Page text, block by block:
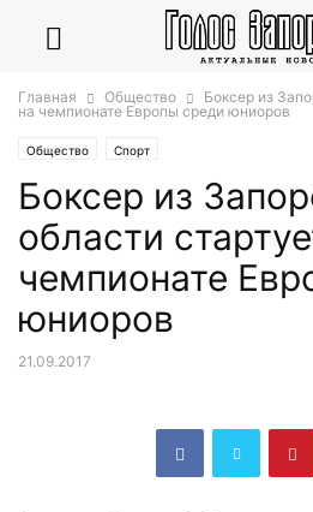
Главная Общество
Боксер из
на чемпионате Европы среди юниоров
Общество Спорт
Боксер из
области
чемпионате
юниоров
21.09.2017